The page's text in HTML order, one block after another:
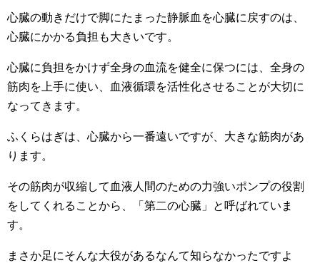
心臓の動きだけで脚にたまった静脈血を心臓に戻すのは、
心臓にかかる負担も大きいです。
心臓に負担をかけず全身の血流を健全に保つには、全身の
筋肉を上手に使い、血液循環を活性化させることが大切に
なってきます。
ふくらはぎは、心臓から一番遠いですが、大きな筋肉があ
ります。
その筋肉が収縮して血液人間のための力強いポンプの役割
をしてくれることから、「第二の心臓」と呼ばれていま
す。
まさか足にそんな大役があるなんて知らなかったですよ